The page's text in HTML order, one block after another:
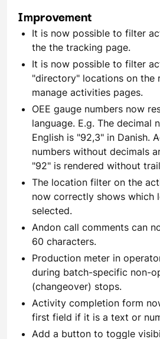
Improvement
It is now possible to filter
the the tracking page.
It is now possible to filter
"directory" locations on the
manage activities pages.
OEE gauge numbers now
language. E.g. The decimal
English is "92,3" in Danish.
numbers without decimals
"92" is rendered without
The location filter on the
now correctly shows which
selected.
Andon call comments can
60 characters.
Production meter in
during batch-specific non-
(changeover) stops.
Activity completion form
first field if it is a text or
Add a button to toggle